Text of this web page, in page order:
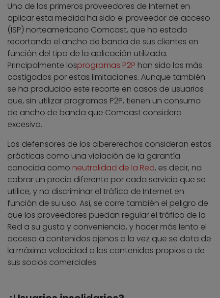
Uno de los primeros proveedores de Internet en
aplicar esta medida ha sido el proveedor de acceso
(ISP) norteamericano Comcast, que ha estado
recortando el ancho de banda de sus clientes en
función del tipo de la aplicación utilizada.
Principalmente losprogramas P2P han sido los más
castigados por estas limitaciones. Aunque también
se ha producido este recorte en casos de usuarios
que, sin utilizar programas P2P, tienen un consumo
de ancho de banda que Comcast considera
excesivo.
Los defensores de los cibererechos consideran estas
prácticas como una violación de la garantía
conocida como neutralidad de la Red, es decir, no
cobrar un precio diferente por cada servicio que se
utilice, y no discriminar el tráfico de Internet en
función de su uso. Así, se corre también el peligro de
que los proveedores puedan regular el tráfico de la
Red a su gusto y conveniencia, y hacer más lento el
acceso a contenidos ajenos a la vez que se dota de
la máxima velocidad a los contenidos propios o de
sus socios comerciales.